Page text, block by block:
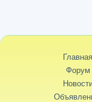
Главная
Форум